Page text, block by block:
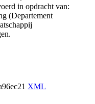
in opdracht van:
(Departement
XML